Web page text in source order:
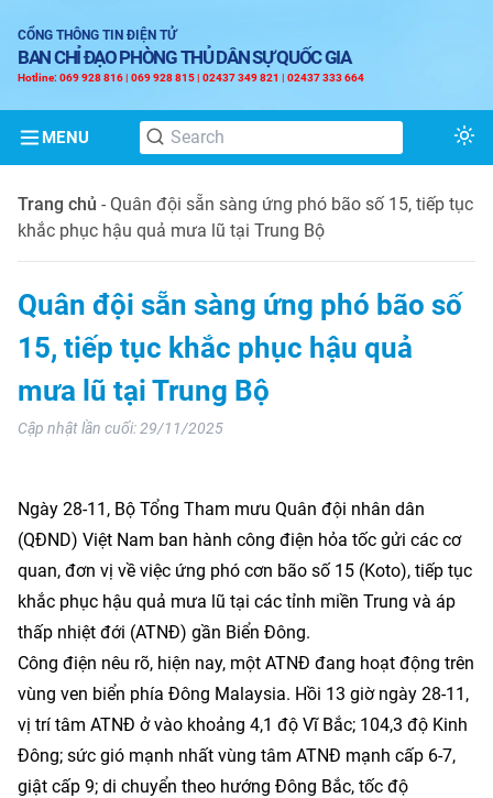
CỔNG THÔNG TIN ĐIỆN TỬ
BAN CHỈ ĐẠO PHÒNG THỦ DÂN SỰ QUỐC GIA
Hotline: 069 928 816 | 069 928 815 | 02437 349 821 | 02437 333 664
MENU
Trang chủ - Quân đội sẵn sàng ứng phó bão số 15, tiếp tục
khắc phục hậu quả mưa lũ tại Trung Bộ
Quân đội sẵn sàng ứng phó bão số
15, tiếp tục khắc phục hậu quả
mưa lũ tại Trung Bộ
Cập nhật lần cuối: 29/11/2025
Ngày 28-11, Bộ Tổng Tham mưu Quân đội nhân dân
(QĐND) Việt Nam ban hành công điện hỏa tốc gửi các cơ
quan, đơn vị về việc ứng phó cơn bão số 15 (Koto), tiếp tục
khắc phục hậu quả mưa lũ tại các tỉnh miền Trung và áp
thấp nhiệt đới (ATNĐ) gần Biển Đông.
Công điện nêu rõ, hiện nay, một ATNĐ đang hoạt động trên
vùng ven biển phía Đông Malaysia. Hồi 13 giờ ngày 28-11,
vị trí tâm ATNĐ ở vào khoảng 4,1 độ Vĩ Bắc; 104,3 độ Kinh
Đông; sức gió mạnh nhất vùng tâm ATNĐ mạnh cấp 6-7,
giật cấp 9; di chuyển theo hướng Đông Bắc, tốc độ